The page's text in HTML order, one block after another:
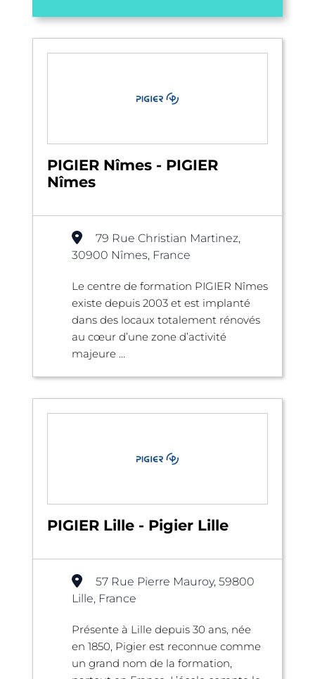
PIGIER Nîmes - PIGIER
Nîmes
79 Rue Christian Martinez,
30900 Nîmes, France
Le centre de formation PIGIER Nîmes
existe depuis 2003 et est implanté
dans des locaux totalement rénovés
au cœur d’une zone d’activité
majeure ...
PIGIER Lille - Pigier Lille
57 Rue Pierre Mauroy, 59800
Lille, France
Présente à Lille depuis 30 ans, née
en 1850, Pigier est reconnue comme
un grand nom de la formation,